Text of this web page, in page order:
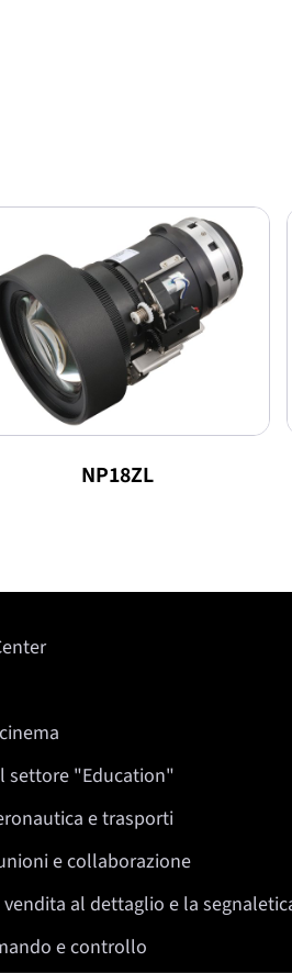
NP18ZL
settore "Education"
e trasporti
e collaborazione
al dettaglio e la
e controllo